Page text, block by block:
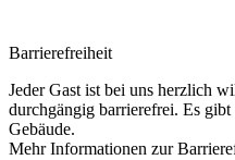
Barrierefreiheit
Jeder Gast ist bei uns herzlich
durchgängig barrierefrei. Es
Gebäude.
Mehr Informationen zur